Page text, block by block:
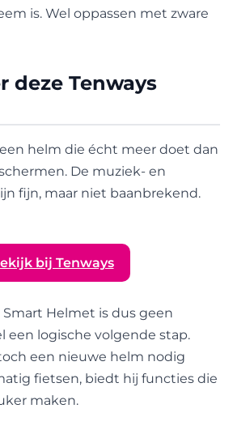
is. Wel oppassen met zware
deze Tenways
helm die écht meer doet dan
De muziek- en
fijn, maar niet baanbrekend.
bij Tenways
Smart Helmet is dus geen
een logische volgende stap.
een nieuwe helm nodig
fietsen, biedt hij functies die
maken.